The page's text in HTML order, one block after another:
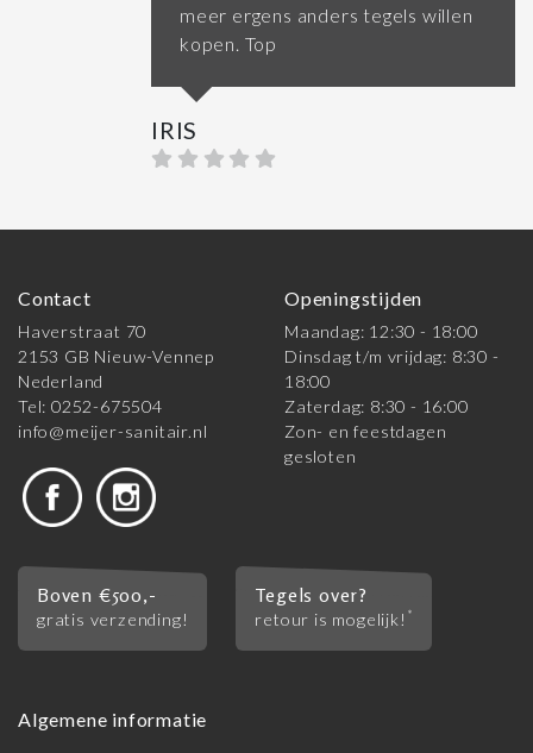
meer ergens anders tegels willen
kopen. Top
IRIS
Contact
Haverstraat 70
2153 GB Nieuw-Vennep
Nederland
Tel: 0252-675504
info@meijer-sanitair.nl
Openingstijden
Maandag: 12:30 - 18:00
Dinsdag t/m vrijdag: 8:30 -
18:00
Zaterdag: 8:30 - 16:00
Zon- en feestdagen
gesloten
Boven €500,-
gratis verzending!
Tegels over?
retour is mogelijk! *
Algemene informatie